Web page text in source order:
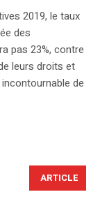
2019, le taux
des
pas 23%, contre
leurs droits et
de
ARTICLE